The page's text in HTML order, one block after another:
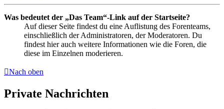
Was bedeutet der „Das Team“-Link auf der Startseite?
Auf dieser Seite findest du eine Auflistung des Forenteams,
einschließlich der Administratoren, der Moderatoren. Du
findest hier auch weitere Informationen wie die Foren, die
diese im Einzelnen moderieren.
Nach oben
Private Nachrichten